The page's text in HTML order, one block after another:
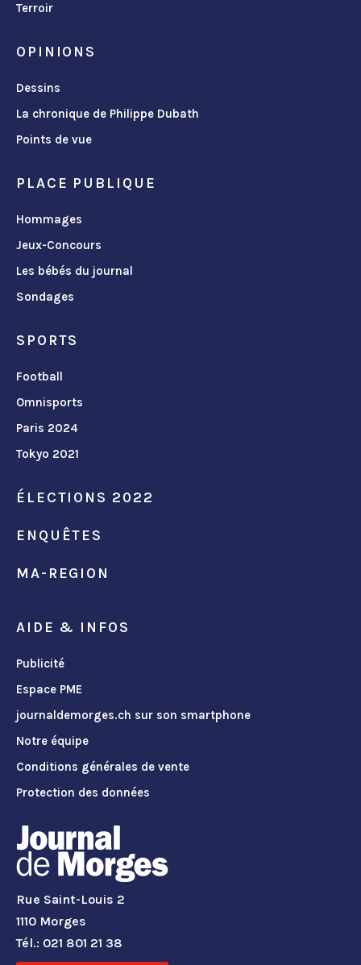
Terroir
OPINIONS
Dessins
La chronique de Philippe Dubath
Points de vue
PLACE PUBLIQUE
Hommages
Jeux-Concours
Les bébés du journal
Sondages
SPORTS
Football
Omnisports
Paris 2024
Tokyo 2021
ÉLECTIONS 2022
ENQUÊTES
MA-REGION
AIDE & INFOS
Publicité
Espace PME
journaldemorges.ch sur son smartphone
Notre équipe
Conditions générales de vente
Protection des données
Rue Saint-Louis 2
1110 Morges
Tél.: 021 801 21 38